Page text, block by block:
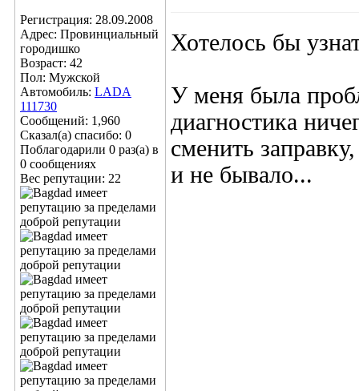
Регистрация: 28.09.2008
Адрес: Провинциальный
городишко
Возраст: 42
Пол: Мужской
Автомобиль: LADA
111730
Сообщений: 1,960
Сказал(а) спасибо: 0
Поблагодарили 0 раз(а) в
0 сообщениях
Вес репутации: 22
Хотелось бы
У меня была
диагностика
сменить
и не бывало...